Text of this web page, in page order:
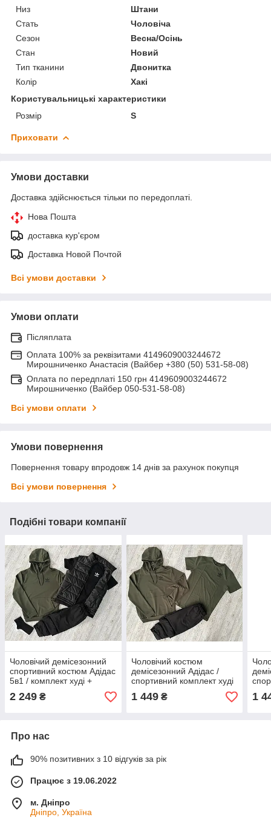
Низ
Штани
Стать
Чоловіча
Сезон
Весна/Осінь
Стан
Новий
Тип тканини
Двонитка
Колір
Хакі
Користувальницькі характеристики
Розмір
S
Приховати
Умови доставки
Доставка здійснюється тільки по передоплаті.
Нова Пошта
доставка кур'єром
Доставка Новой Почтой
Всі умови доставки
Умови оплати
Післяплата
Оплата 100% за реквізитами 4149609003244672
Мирошниченко Анастасія (Вайбер +380 (50) 531-58-08)
Оплата по передплаті 150 грн 4149609003244672
Мирошниченко (Вайбер 050-531-58-08)
Всі умови оплати
Умови повернення
Повернення товару впродовж 14 днів за рахунок покупця
Всі умови повернення
Подібні товари компанії
Чоловічий демісезонний
спортивний костюм Адідас
5в1 / комплект худі +
футболка + штани +
жилетка + шкарпетки
2 249 ₴
Чоловічий костюм
демісезонний Адідас /
спортивний комплект худі
хакі + футболка хакі +
штани Adidas
1 449₴ 1
Про нас
90% позитивних з 10 відгуків за рік
Працює з 19.06.2022
м. Дніпро
Дніпро, Україна